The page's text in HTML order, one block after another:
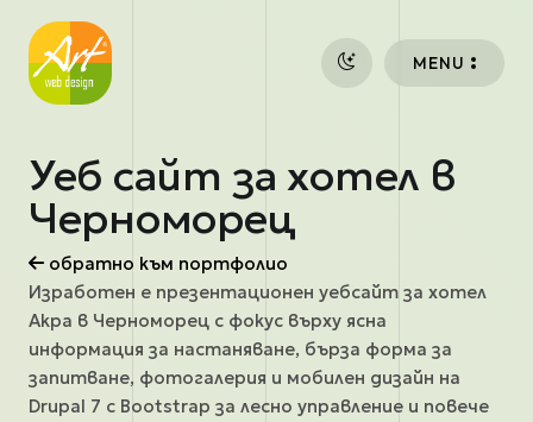
MENU
Уеб сайт за хотел в
Черноморец
обратно към портфолио
Изработен е презентационен уебсайт за хотел
Акра в Черноморец с фокус върху ясна
информация за настаняване, бърза форма за
запитване, фотогалерия и мобилен дизайн на
Drupal 7 с Bootstrap за лесно управление и повече